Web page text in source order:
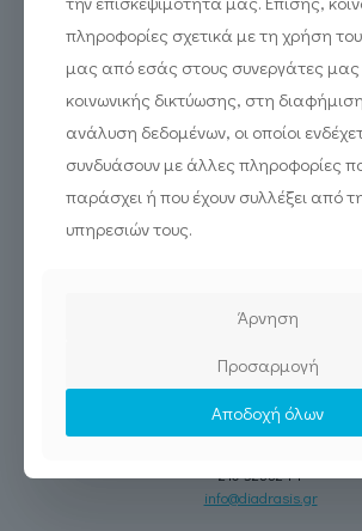
210 5233244
info@diadrasis.gr
πληροφορίες σχετικά με τη χρήση
μας από εσάς στους συνεργάτες
κοινωνικής δικτύωσης, στη
ανάλυση δεδομένων, οι οποίοι
συνδυάσουν με άλλες πληροφορίες
παράσχει ή που έχουν συλλέξει από
υπηρεσιών τους.
Άρνηση
Προσαρμογή
Αποδοχή όλων